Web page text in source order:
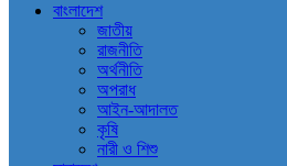
বাংলাদেশ
জাতীয়
রাজনীতি
অর্থনীতি
অপরাধ
আইন-আদালত
কৃষি
নারী ও শিশু